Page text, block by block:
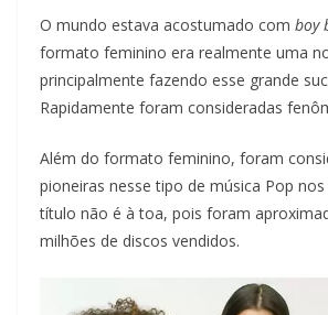
O mundo estava acostumado com boy
formato feminino era realmente uma
principalmente fazendo esse grande
Rapidamente foram consideradas
Além do formato feminino, foram
pioneiras nesse tipo de música Pop
título não é à toa, pois foram
milhões de discos vendidos.